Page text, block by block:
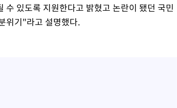
있도록 지원한다고 밝혔고 논란이 됐던 국민
위기"라고 설명했다.